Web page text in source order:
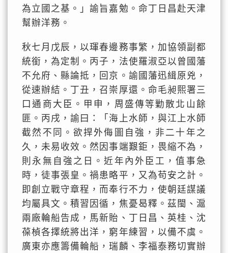
為立國之基。」諭旨嘉勉。命丁日昌赴天津
幫辦洋務。
秋七月戊辰，以琿春邊務事繁，加協領副都
統銜，為定制。丙子，法使羅淑亞以曾國藩
不允府、縣論抵，回京。諭國藩迅緝原兇，
從速辦結。丁丑，召崇厚還。命毛昶熙署三
口通商大臣。甲申，周盛傳等勦散北山餘
匪。丙戌，諭曰：「海上水師，與江上水師
截然不同。欲捍外侮圖自強，非二十年之
久，未易收效。然因事端艱鉅，畏縮不為，
則永無自強之日。近年內外臣工，值事急
時，徒事張皇。禍患略平，又為苟安之計。
即創立戰守章程，而奉行不力，使朝廷謀議
均屬具文。積習因循，焦憂曷釋。茲閩、滬
兩廠輪船告成，馬新貽、丁日昌、英桂、沈
葆楨各擇統將出洋，窮年練習，以備不虞。
廣東亦應籌備輪船，瑞麟、李福泰務切實辦